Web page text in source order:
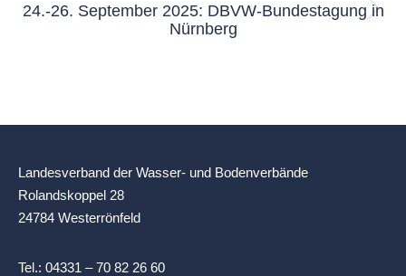
Nächster
Beitrag:
24.-26. September 2025: DBVW-Bundestagung in
Nürnberg
Landesverband der Wasser- und Bodenverbände
Rolandskoppel 28
24784 Westerrönfeld
Tel.: 04331 – 70 82 26 60